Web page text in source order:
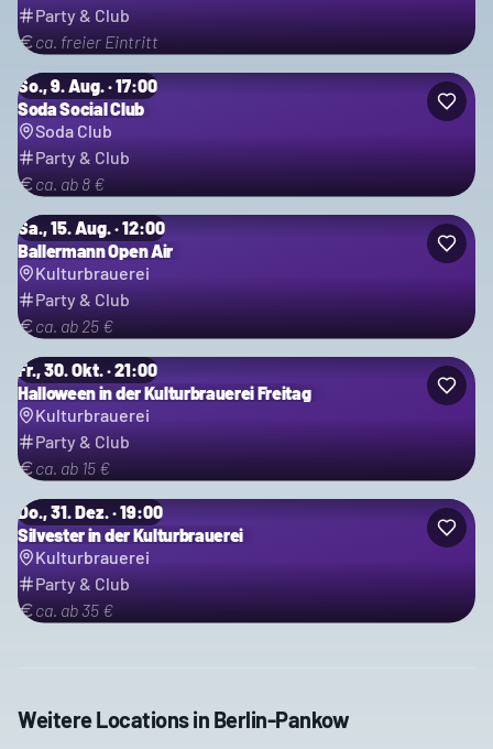
Party & Club
ca. freier Eintritt
So., 9. Aug. · 17:00
Soda Social Club
Soda Club
Party & Club
ca. ab 8 €
Sa., 15. Aug. · 12:00
Ballermann Open Air
Kulturbrauerei
Party & Club
ca. ab 25 €
Fr., 30. Okt. · 21:00
Halloween in der Kulturbrauerei Freitag
Kulturbrauerei
Party & Club
ca. ab 15 €
Do., 31. Dez. · 19:00
Silvester in der Kulturbrauerei
Kulturbrauerei
Party & Club
ca. ab 35 €
Weitere Locations in Berlin-Pankow